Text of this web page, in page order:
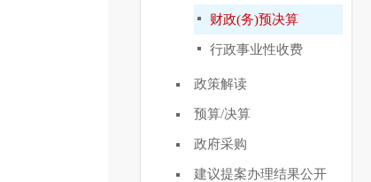
财政(务)预决算
行政事业性收费
政策解读
预算/决算
政府采购
建议提案办理结果公开